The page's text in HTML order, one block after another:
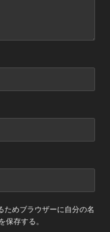
ためブラウザーに自分の名
保存する。